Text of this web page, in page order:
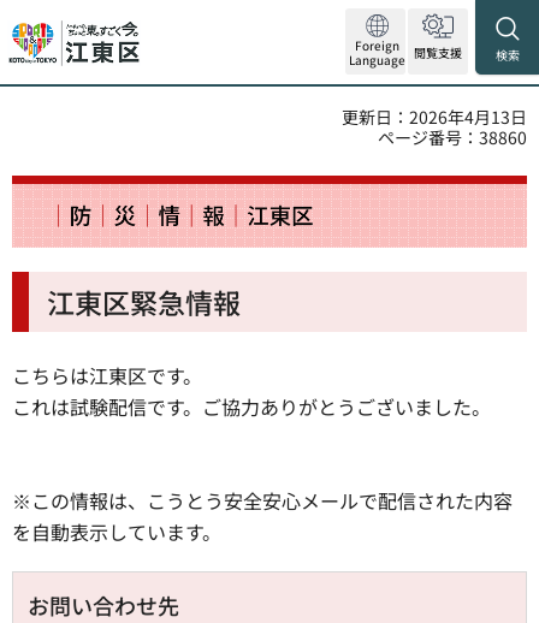
Foreign
Language 閲覧支援 検索
更新日：2026年4月13日
ページ番号：38860
江東区緊急情報
こちらは江東区です。
これは試験配信です。ご協力ありがとうございました。
※この情報は、こうとう安全安心メールで配信された内容
を自動表示しています。
お問い合わせ先